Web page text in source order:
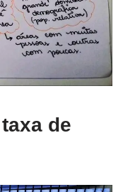
de